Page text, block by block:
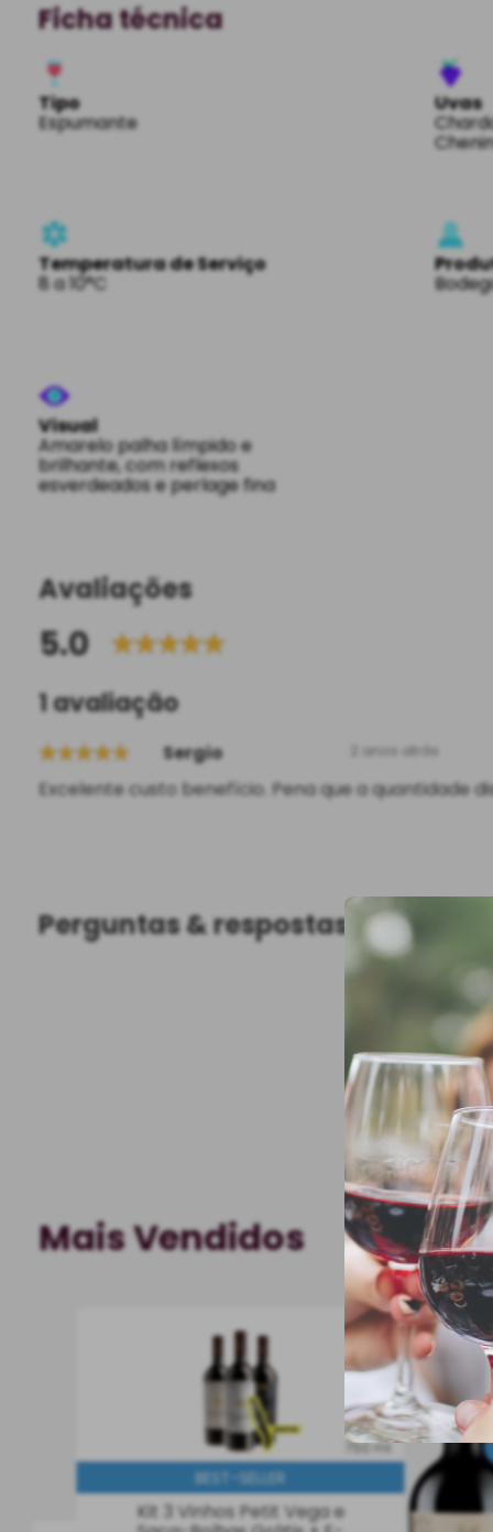
Ficha técnica
Tipo
Espumante
Uvas
Temperatura de Serviço
8 a 10°C
Visual
Amarelo palha límpido e
brilhante, com reflexos
esverdeados e perlage fina
Avaliações
5.0
1 avaliação
Sergio 2 anos atrás
Excelente custo benefício. Pena que a quantidade
Perguntas & respostas
Mais Vendidos
750 ml
BEST-SELLER
Kit 3 Vinhos Petit Vega e